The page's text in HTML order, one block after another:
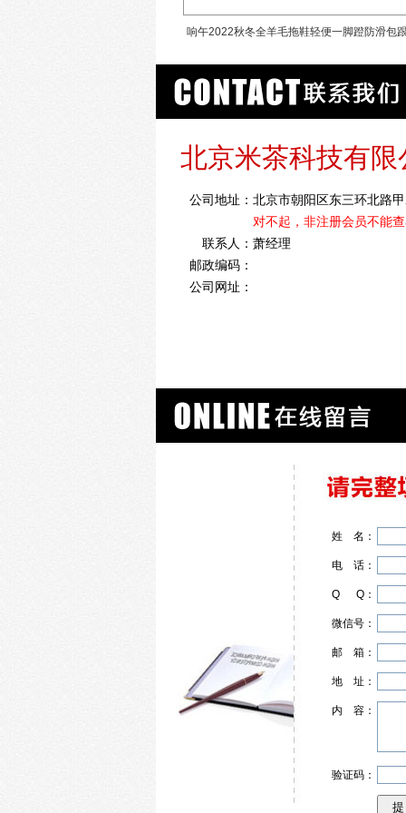
响午2022秋冬全羊毛拖鞋轻便一脚蹬防滑包
防滑拖鞋
北京米茶科技有限
公司地址： 北京市朝阳区东三环北路
对不起，非注册会员不能
联系人： 萧经理
邮政编码：
公司网址：
姓 名 ：
电 话 ：
Q Q ：
微信号：
邮 箱 ：
地 址 ：
内 容 ：
验证码：